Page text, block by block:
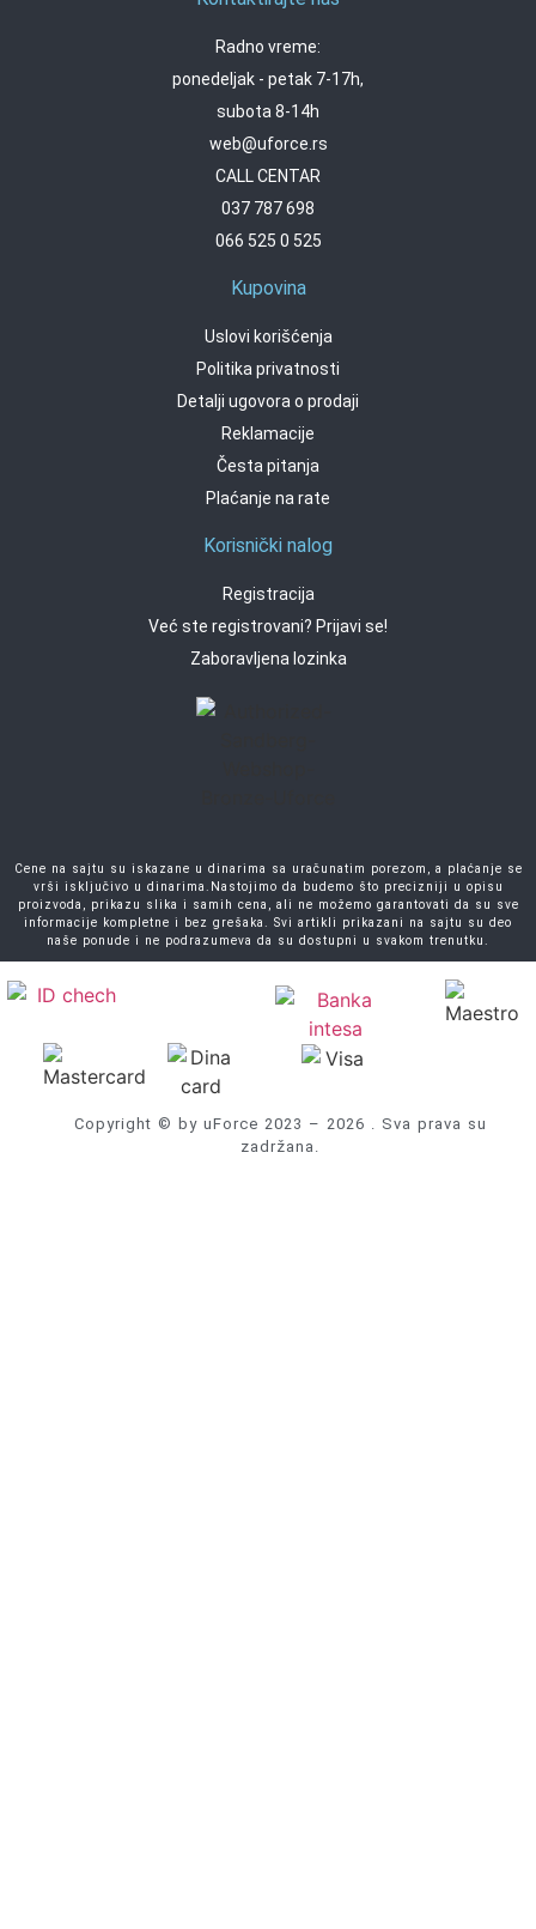
Radno vreme:
ponedeljak - petak 7-17h,
subota 8-14h
web@uforce.rs
CALL CENTAR
037 787 698
066 525 0 525
Kupovina
Uslovi korišćenja
Politika privatnosti
Detalji ugovora o prodaji
Reklamacije
Česta pitanja
Plaćanje na rate
Korisnički nalog
Registracija
Već ste registrovani? Prijavi se!
Zaboravljena lozinka
Cene na sajtu su iskazane u dinarima sa uračunatim porezom, a plaćanje se
vrši isključivo u dinarima.Nastojimo da budemo što precizniji u opisu
proizvoda, prikazu slika i samih cena, ali ne možemo garantovati da su sve
informacije kompletne i bez grešaka. Svi artikli prikazani na sajtu su deo
naše ponude i ne podrazumeva da su dostupni u svakom trenutku.
Copyright © by uForce 2023 – 2026 . Sva prava su
zadržana.